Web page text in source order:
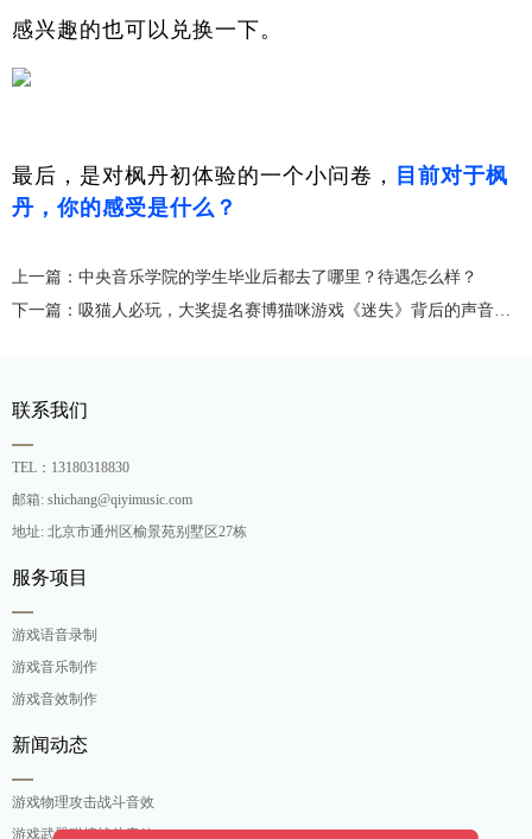
感兴趣的也可以兑换一下。
最后，是对枫丹初体验的一个小问卷， 目前对于枫
丹，你的感受是什么？
上一篇：中央音乐学院的学生毕业后都去了哪里？待遇怎么样？
下一篇：吸猫人必玩，大奖提名赛博猫咪游戏《迷失》背后的声音制作
联系我们
TEL：13180318830
邮箱: shichang@qiyimusic.com
地址: 北京市通州区榆景苑别墅区27栋
服务项目
游戏语音录制
游戏音乐制作
游戏音效制作
新闻动态
游戏物理攻击战斗音效
游戏武器碰撞战斗音效